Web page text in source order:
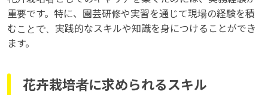
重要です。特に、園芸研修や実習を通じて現場の経験を積
むことで、実践的なスキルや知識を身につけることができ
ます。
花卉栽培者に求められるスキル